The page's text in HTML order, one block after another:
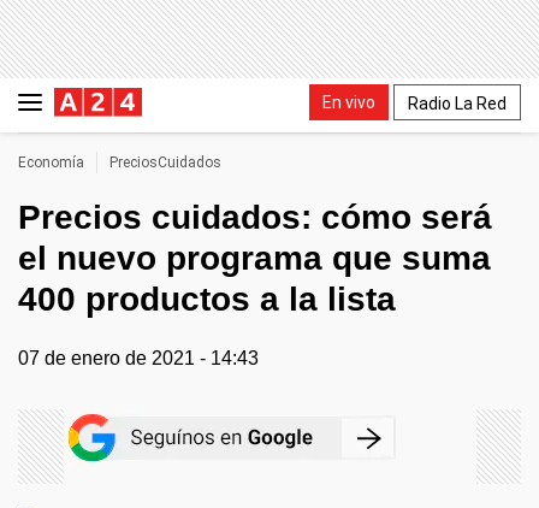
En vivo Radio La Red
Economía PreciosCuidados
Precios cuidados: cómo será
el nuevo programa que suma
400 productos a la lista
07 de enero de 2021 - 14:43